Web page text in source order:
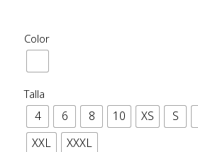
Color
Talla
4 6 8 10 XS S
XXL
XXXL